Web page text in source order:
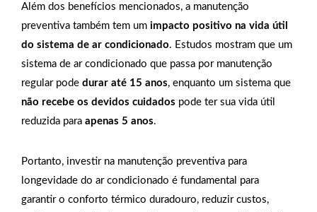
Além dos benefícios mencionados, a manutenção
preventiva também tem um impacto positivo na vida útil
do sistema de ar condicionado. Estudos mostram que um
sistema de ar condicionado que passa por manutenção
regular pode durar até 15 anos, enquanto um sistema que
não recebe os devidos cuidados pode ter sua vida útil
reduzida para apenas 5 anos.
Portanto, investir na manutenção preventiva para
longevidade do ar condicionado é fundamental para
garantir o conforto térmico duradouro, reduzir custos,